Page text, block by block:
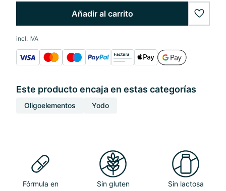
Añadir al carrito
incl. IVA
Este producto encaja en estas categorías
Oligoelementos Yodo
Fórmula en
Sin gluten Sin lactosa